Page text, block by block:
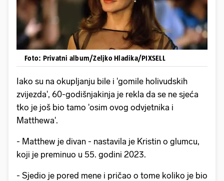
Foto: Privatni album/Zeljko Hladika/PIXSELL
Iako su na okupljanju bile i 'gomile holivudskih
zvijezda', 60-godišnjakinja je rekla da se ne sjeća
tko je još bio tamo 'osim ovog odvjetnika i
Matthewa'.
- Matthew je divan - nastavila je Kristin o glumcu,
koji je preminuo u 55. godini 2023.
- Sjedio je pored mene i pričao o tome koliko je bio